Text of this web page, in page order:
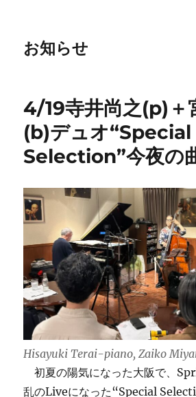
お知らせ
4/19寺井尚之(p)＋
(b)デュオ“Special
Selection”今夜の
Hisayuki Terai-piano, Zaiko
初夏の陽気になった大阪で、
乱のLiveになった“Special